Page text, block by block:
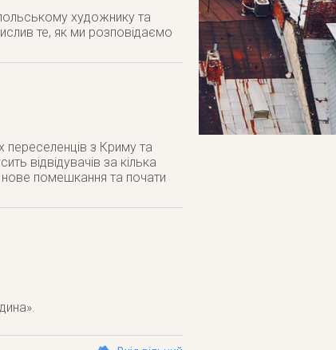
художнику та
те, як ми розповідаємо
переселенців з Криму та
відвідувачів за кілька
нове помешкання та почати